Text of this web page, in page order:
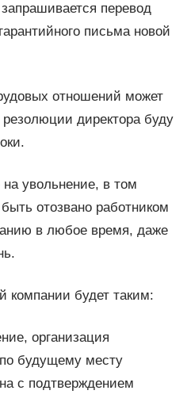
перевод
письма новой
отношений может
резолюции директора буду
увольнение, в том
отозвано работником
в любое время, даже
компании будет таким:
организация
будущему месту
с подтверждением